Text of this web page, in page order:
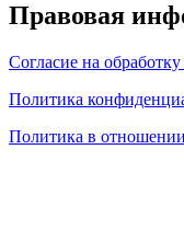
Правовая
Согласие на
Политика
Политика в